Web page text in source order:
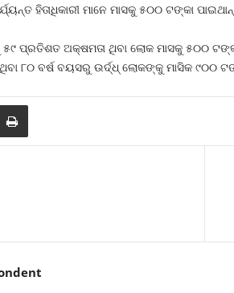
ହିତାଧିକାରୀ ମାନେ ମାସକୁ ୫୦୦ ଟଙ୍କା
ପ୍ରତିଶତ ଅକ୍ଷମତା ଥିବା ଲୋକ ମାସକୁ ୫୦୦
୮୦ ବର୍ଷ ବୟସରୁ ଉର୍ଦ୍ଧ୍ ଲୋକଙ୍କୁ ମାସିକ ୯୦୦